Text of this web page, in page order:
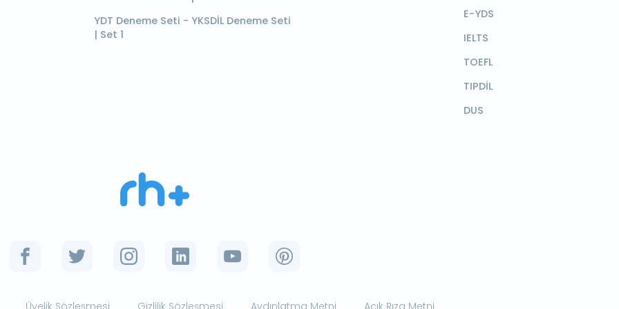
YDT Deneme Seti - YKSDİL Deneme Seti
| Set 1
E-YDS
IELTS
TOEFL
TIPDİL
DUS
Üyelik Sözleşmesi Gizlilik Sözleşmesi Aydınlatma Metni Açık Rıza Metni